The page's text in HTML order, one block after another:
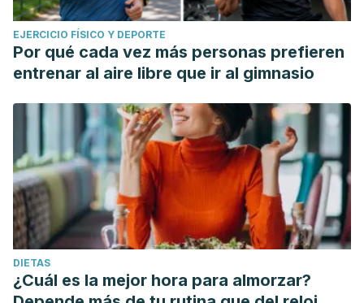
EJERCICIO FÍSICO Y DEPORTE
Por qué cada vez más personas prefieren
entrenar al aire libre que ir al gimnasio
DIETAS
¿Cuál es la mejor hora para almorzar?